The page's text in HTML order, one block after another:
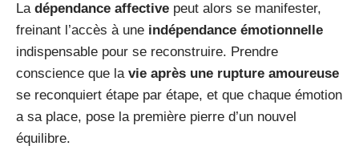
La dépendance affective peut alors se manifester,
freinant l’accès à une indépendance émotionnelle
indispensable pour se reconstruire. Prendre
conscience que la vie après une rupture amoureuse
se reconquiert étape par étape, et que chaque émotion
a sa place, pose la première pierre d’un nouvel
équilibre.